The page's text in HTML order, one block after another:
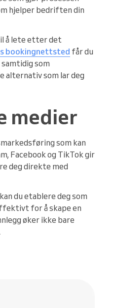
hjelper bedriften din
å lete etter det
bookingnettsted får du
som
alternativ som lar deg
medier
som kan
Facebook og TikTok gir
deg direkte med
du etablere deg som
for å skape en
øker ikke bare